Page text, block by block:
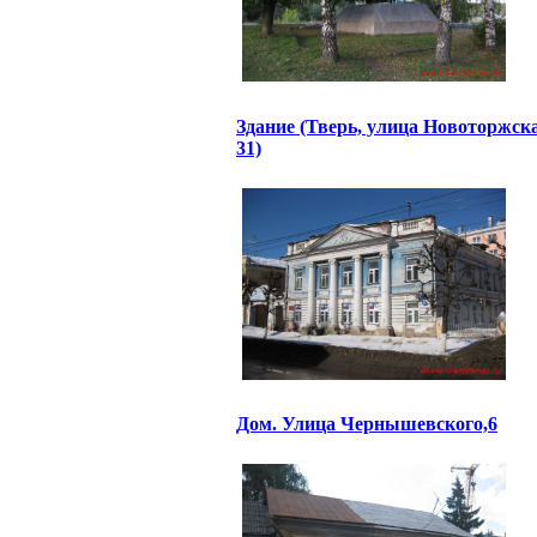
Здание (Тверь, улица
31)
Дом. Улица Чернышевского,6